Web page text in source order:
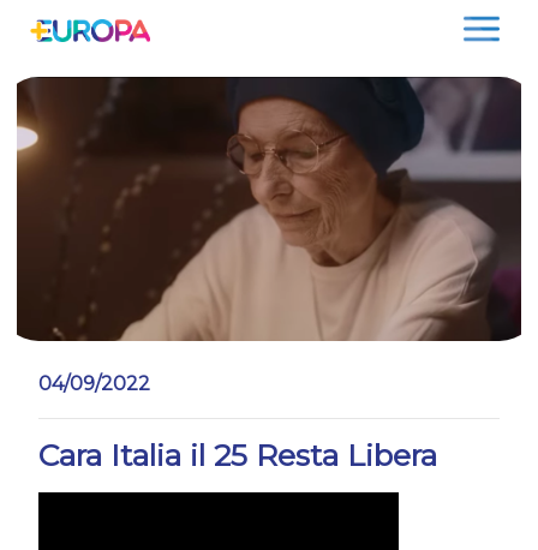
04/09/2022
Cara Italia il 25 Resta Libera